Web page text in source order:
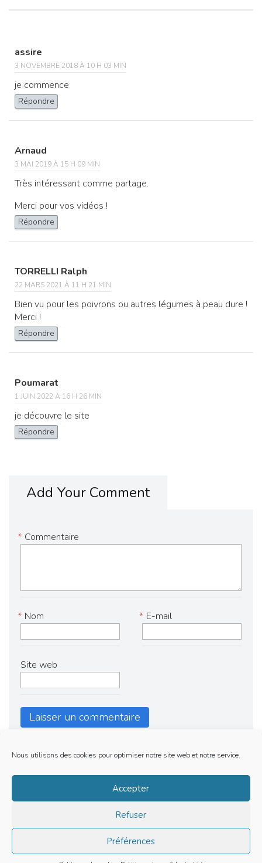
Nous utilisons des cookies pour optimiser notre site web et notre service.
Accepter
Refuser
Préférences
assire
3 NOVEMBRE 2018 À 10 H 03 MIN
je commence
Répondre
Arnaud
3 MAI 2019 À 15 H 09 MIN
Très intéressant comme partage.
Merci pour vos vidéos !
Répondre
TORRELLI Ralph
22 MARS 2021 À 11 H 21 MIN
Bien vu pour les poivrons ou autres légumes à peau dure !
Merci !
Répondre
Poumarat
1 JUIN 2022 À 16 H 26 MIN
je découvre le site
Répondre
Add Your Comment
Commentaire
*
Nom
* E-mail
*
Site web
Mentions Legales
Politique de cookies (EU)
LE BARBECUE DE RAFA | TOUS DROITS RESERVES | © 2019
Site is using a trial version of the theme. Please enter your
purchase code in theme settings to activate it orpurchase this